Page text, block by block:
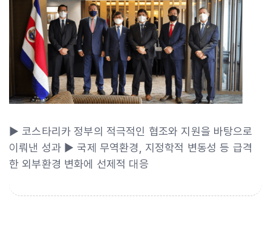
▶ 코스타리카 정부의 적극적인 협조와 지원을 바탕으로
이뤄낸 성과 ▶ 국제 무역환경, 지정학적 변동성 등 급격
한 외부환경 변화에 선제적 대응